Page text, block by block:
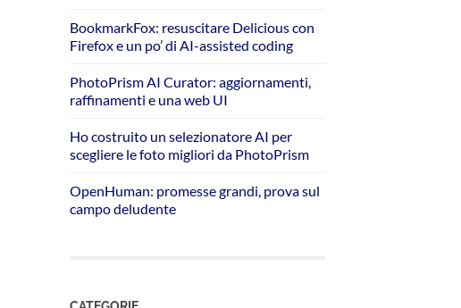
BookmarkFox: resuscitare Delicious con
Firefox e un po’ di AI-assisted coding
PhotoPrism AI Curator: aggiornamenti,
raffinamenti e una web UI
Ho costruito un selezionatore AI per
scegliere le foto migliori da PhotoPrism
OpenHuman: promesse grandi, prova sul
campo deludente